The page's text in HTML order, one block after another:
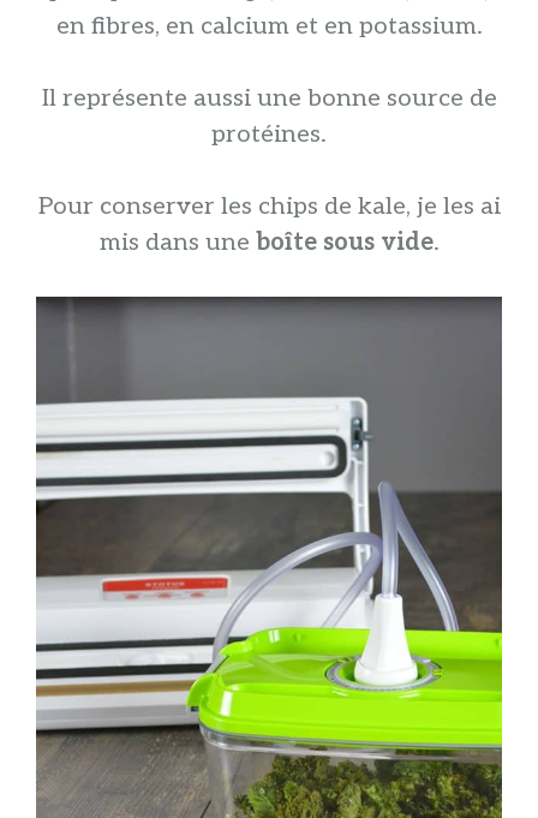
en fibres, en calcium et en potassium.
Il représente aussi une bonne source de
protéines.
Pour conserver les chips de kale, je les ai
mis dans une boîte sous vide.